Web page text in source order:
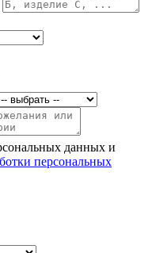
данных и
персональных